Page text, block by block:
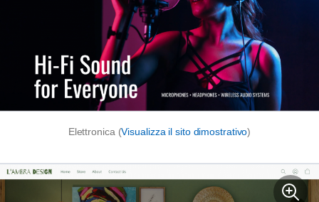
Elettronica (Visualizza il sito dimostrativo)